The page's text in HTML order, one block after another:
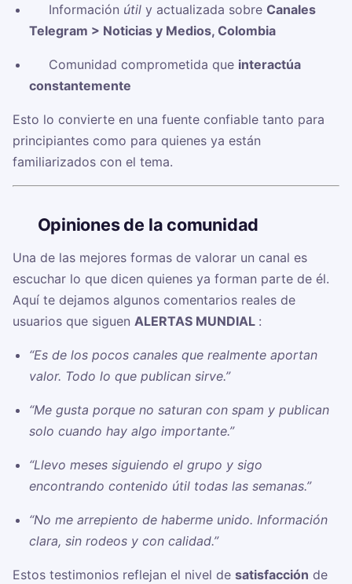
✅ Información útily actualizada sobre Canales
Telegram > Noticias y Medios, Colombia
✅ Comunidad comprometida que interactúa
constantemente
Esto lo convierte en una fuente confiable tanto para
principiantes como para quienes ya están
familiarizados con el tema.
Opiniones de la comunidad
Una de las mejores formas de valorar un canal es
escuchar lo que dicen quienes ya forman parte de él.
Aquí te dejamos algunos comentarios reales de
usuarios que siguen ALERTAS MUNDIAL ️ :
“Es de los pocos canales que realmente aportan
valor. Todo lo que publican sirve.”
“Me gusta porque no saturan con spam y publican
solo cuando hay algo importante.”
“Llevo meses siguiendo el grupo y sigo
encontrando contenido útil todas las semanas.”
“No me arrepiento de haberme unido. Información
clara, sin rodeos y con calidad.”
Estos testimonios reflejan el nivel de satisfacción de